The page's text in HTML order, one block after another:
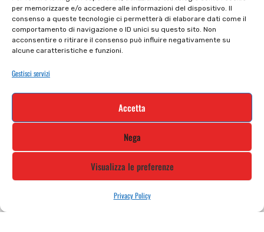
per memorizzare e/o accedere alle informazioni del dispositivo. Il
consenso a queste tecnologie ci permetterà di elaborare dati come il
comportamento di navigazione o ID unici su questo sito. Non
acconsentire o ritirare il consenso può influire negativamente su
alcune caratteristiche e funzioni.
Gestisci servizi
Accetta
Nega
Visualizza le preferenze
Privacy Policy
Privacy policy
Cookie policy
Tutti prodotti
Termini e condizioni
Iscriviti alla nostra newsletter e rimani